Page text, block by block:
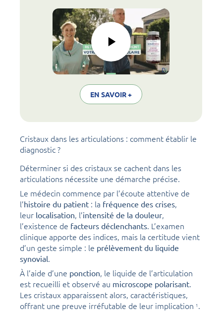
EN SAVOIR +
Cristaux dans les articulations : comment établir le
diagnostic ?
Déterminer si des cristaux se cachent dans les
articulations nécessite une démarche précise.
Le médecin commence par l’écoute attentive de
l’histoire du patient : la fréquence des crises,
leur localisation, l’intensité de la douleur,
l’existence de facteurs déclenchants. L’examen
clinique apporte des indices, mais la certitude vient
d’un geste simple : le prélèvement du liquide
synovial.
À l’aide d’une ponction, le liquide de l’articulation
est recueilli et observé au microscope polarisant.
Les cristaux apparaissent alors, caractéristiques,
offrant une preuve irréfutable de leur implication 1 .